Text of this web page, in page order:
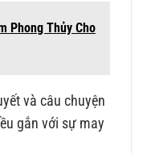
Phong Thủy Cho
và câu chuyện
gắn với sự may